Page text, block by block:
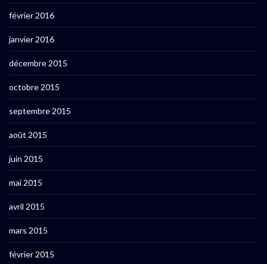
février 2016
janvier 2016
décembre 2015
octobre 2015
septembre 2015
août 2015
juin 2015
mai 2015
avril 2015
mars 2015
février 2015